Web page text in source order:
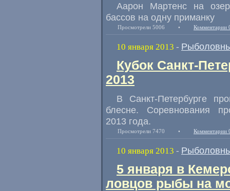
Аарон Мартенс на
бассов на одну приманку
Просмотрели 5006 • Комментарии
10 января 2013 -
Кубок Санкт-
2013
В Санкт-Петербурге
блесне. Соревнования
2013 года.
Просмотрели 7470 • Комментарии
10 января 2013 -
5 января в
ловцов рыбы на